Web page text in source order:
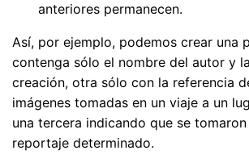
anteriores permanecen.
Así, por ejemplo, podemos crear una
contenga sólo el nombre del autor y
creación, otra sólo con la referencia
imágenes tomadas en un viaje a un
una tercera indicando que se
reportaje determinado.